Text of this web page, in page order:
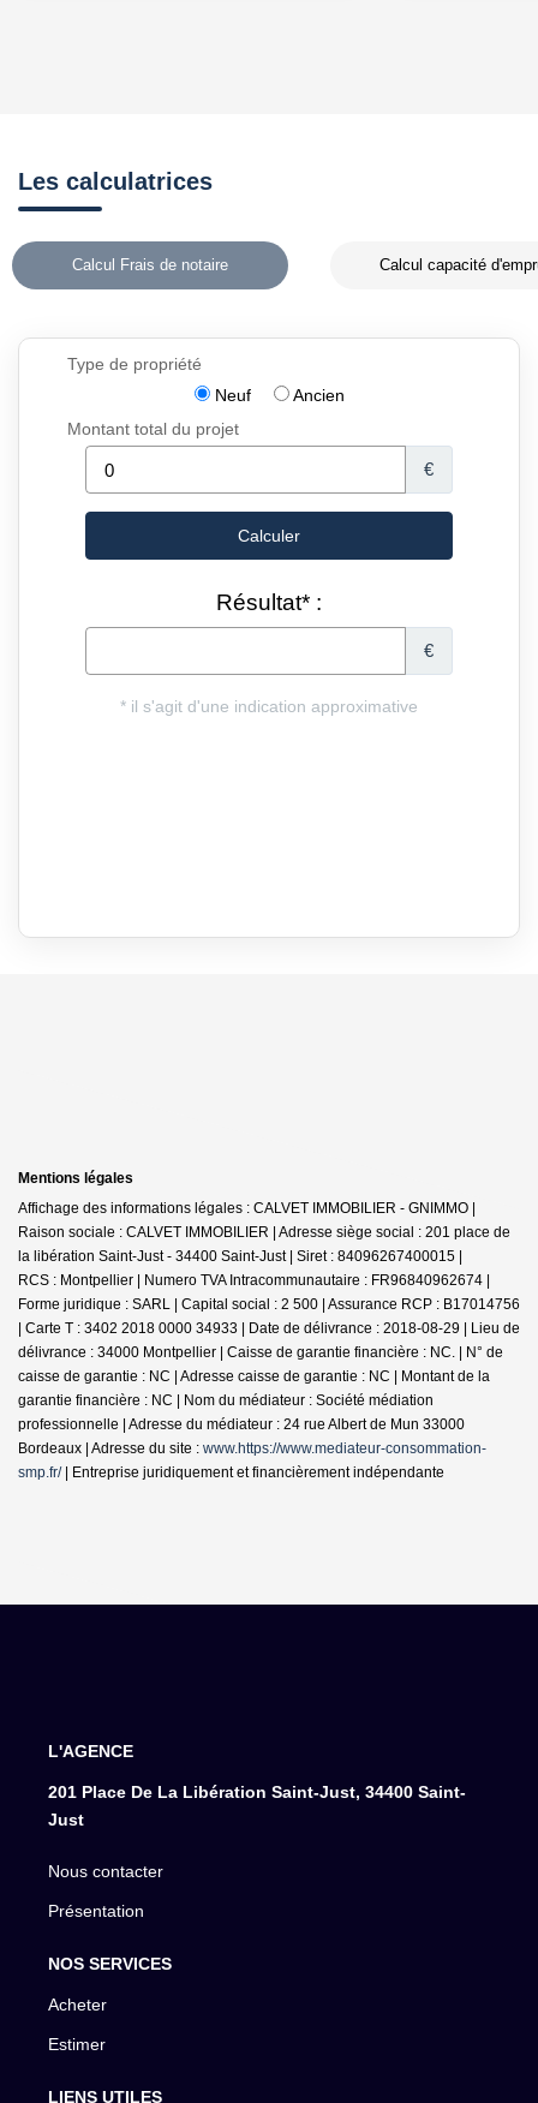
Les calculatrices
Calcul Frais de notaire Calcul capacité
Mentions légales
Affichage des informations légales : CALVET IMMOBILIER - GNIMMO |
Raison sociale : CALVET IMMOBILIER | Adresse siège social : 201 place de
la libération Saint-Just - 34400 Saint-Just | Siret : 84096267400015 |
RCS : Montpellier | Numero TVA Intracommunautaire : FR96840962674 |
Forme juridique : SARL | Capital social : 2 500 | Assurance RCP : B17014756
| Carte T : 3402 2018 0000 34933 | Date de délivrance : 2018-08-29 | Lieu de
délivrance : 34000 Montpellier | Caisse de garantie financière : NC. | N° de
caisse de garantie : NC | Adresse caisse de garantie : NC | Montant de la
garantie financière : NC | Nom du médiateur : Société médiation
professionnelle | Adresse du médiateur : 24 rue Albert de Mun 33000
Bordeaux | Adresse du site : www.https://www.mediateur-consommation-
smp.fr/| Entreprise juridiquement et financièrement indépendante
L'AGENCE
201 Place De La Libération Saint-Just, 34400 Saint-
Just
Nous contacter
Présentation
NOS SERVICES
Acheter
Estimer
LIENS UTILES